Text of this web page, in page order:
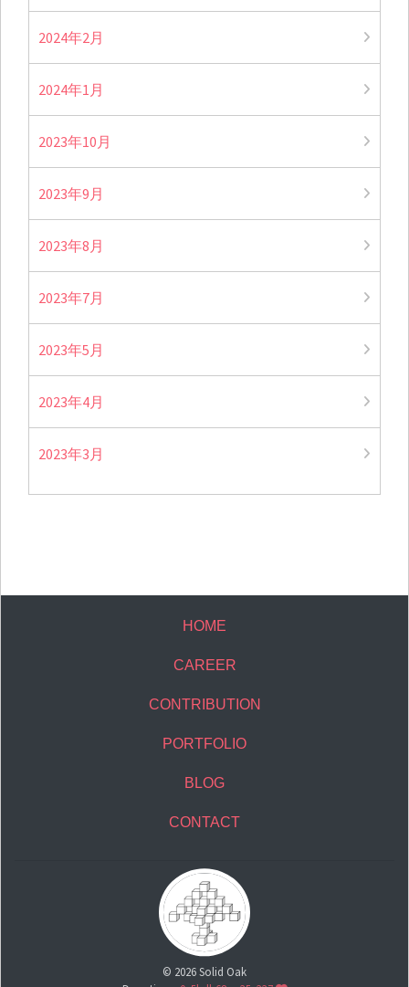
2024年2月
2024年1月
2023年10月
2023年9月
2023年8月
2023年7月
2023年5月
2023年4月
2023年3月
HOME
CAREER
CONTRIBUTION
PORTFOLIO
BLOG
CONTACT
© 2026Solid Oak